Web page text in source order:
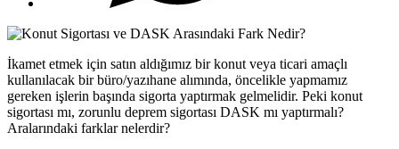
İkamet etmek için satın aldığımız bir konut veya ticari amaçlı
kullanılacak bir büro/yazıhane alımında, öncelikle yapmamız
gereken işlerin başında sigorta yaptırmak gelmelidir. Peki konut
sigortası mı, zorunlu deprem sigortası DASK mı yaptırmalı?
Aralarındaki farklar nelerdir?